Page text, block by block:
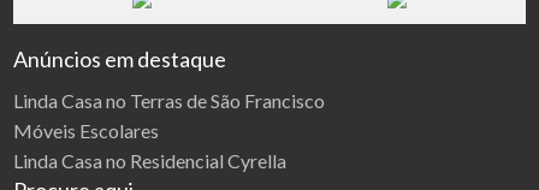
Anúncios em destaque
Linda Casa no Terras de São Francisco
Móveis Escolares
Linda Casa no Residencial Cyrella